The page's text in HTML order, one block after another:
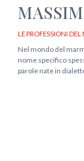
LE PROFESSIONI
Nel mondo del
nome specifico
parole nate in